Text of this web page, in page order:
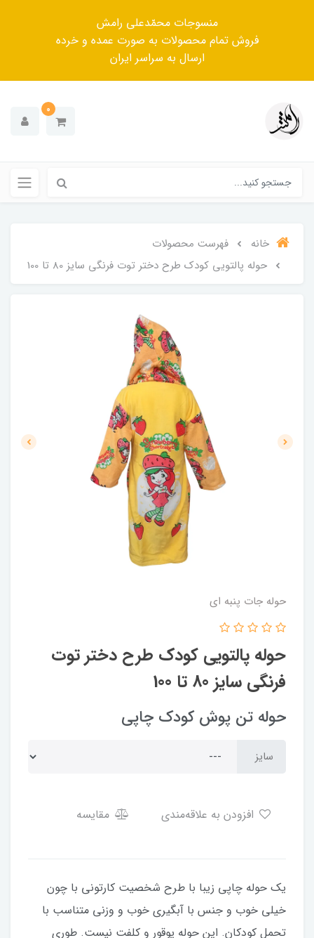
منسوجات محمّدعلی رامش
فروش تمام محصولات به صورت عمده و خرده
ارسال به سراسر ایران
0
خانه
فهرست محصولات
حوله پالتویی کودک طرح دختر توت فرنگی سایز 80 تا 100
حوله جات پنبه ای
حوله پالتویی کودک طرح دختر توت
فرنگی سایز 80 تا 100
حوله تن پوش کودک چاپی
سایز
مقایسه
یک حوله چاپی زیبا با طرح شخصیت کارتونی با چون
خیلی خوب و جنس با آبگیری خوب و وزنی متناسب با
تحمل کودکان. این حوله یوقور و کلفت نیست. طوری